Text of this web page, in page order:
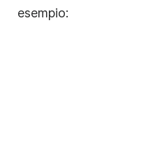
esempio: